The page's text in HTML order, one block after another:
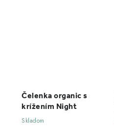
Čelenka organic s
krížením Night
Skladom